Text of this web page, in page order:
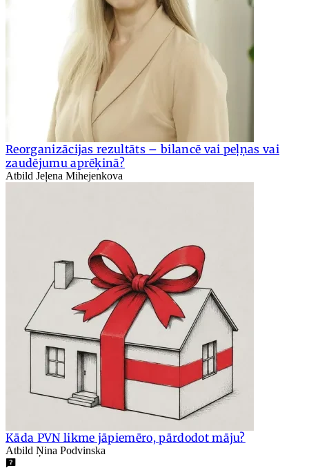
Reorganizācijas rezultāts – bilancē vai peļņas vai
zaudējumu aprēķinā?
Atbild Jeļena Mihejenkova
Kāda PVN likme jāpiemēro, pārdodot māju?
Atbild Ņina Podvinska